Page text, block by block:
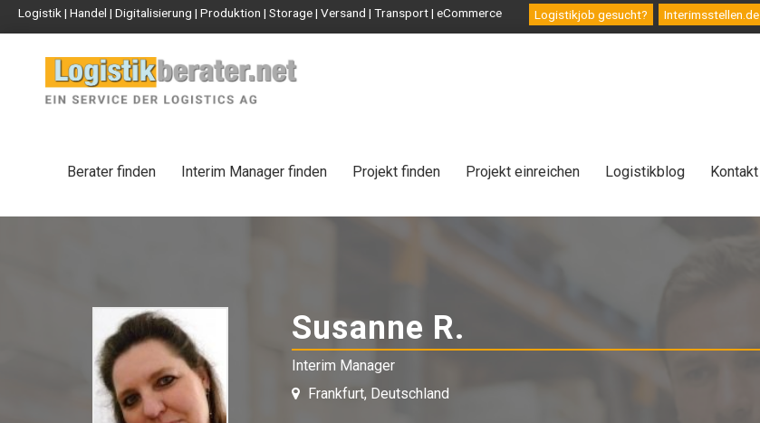
Logistik | Handel | Digitalisierung | Produktion | Storage | Versand | Transport | eCommerce Logistikjob gesucht? Interimsstellen.de
Berater finden Interim Manager finden Projekt finden Projekt einreichen Logistikblog Kontakt
Susanne R.
Interim Manager
Frankfurt, Deutschland